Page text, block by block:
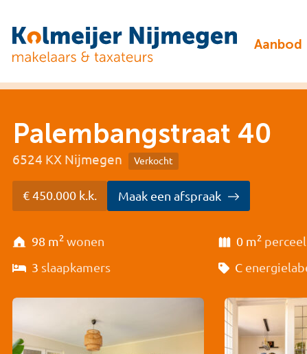
Aanbod
Palembangstraat 40
6524 KX Nijmegen Verkocht
€ 450.000 k.k. Maak een afspraak
98 m2 wonen 0 m2 perceel
3 slaapkamers C